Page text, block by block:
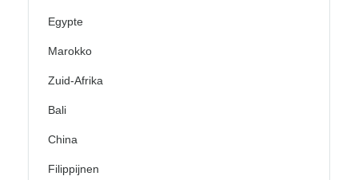
Egypte
Marokko
Zuid-Afrika
Bali
China
Filippijnen